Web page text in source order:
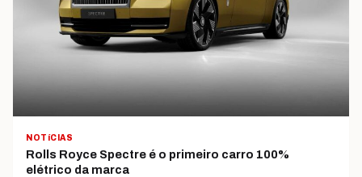
NOTíCIAS
Rolls Royce Spectre é o primeiro carro 100%
elétrico da marca